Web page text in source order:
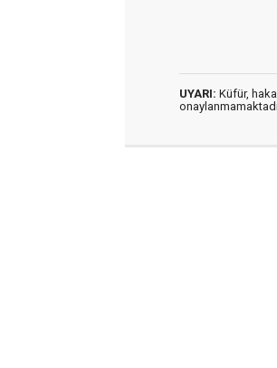
UYARI: Küfür,